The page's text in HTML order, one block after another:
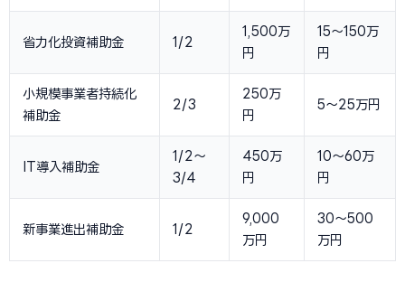
省力化投資補助金 1/2
1,500万
円
15〜150万
円
小規模事業者持続化
補助金
2/3
250万
円
5〜25万円
IT導入補助金
1/2〜
3/4
450万
円
10〜60万
円
新事業進出補助金 1/2
9,000
万円
30〜500
万円